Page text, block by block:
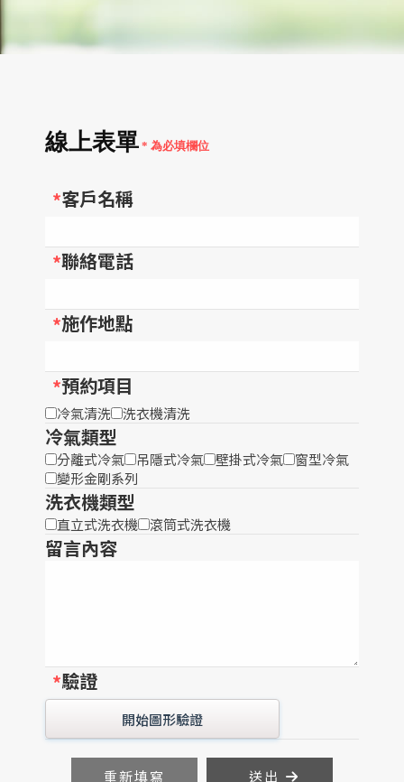
線上表單 * 為必填欄位
*客戶名稱
*聯絡電話
*施作地點
*預約項目
冷氣清洗 洗衣機清洗
冷氣類型
分離式冷氣 吊隱式冷氣 壁掛式冷氣
窗型冷氣
變形金剛系列
洗衣機類型
直立式洗衣機 滾筒式洗衣機
留言內容
*驗證
開始圖形驗證